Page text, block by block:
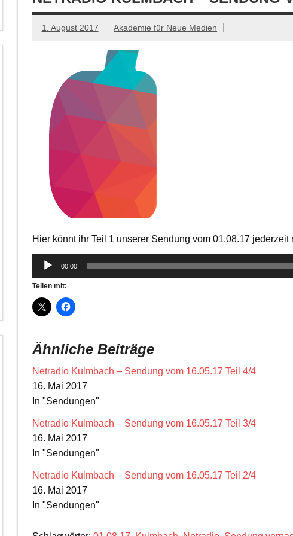
1. August 2017 Akademie für Neue Medien
Hier könnt ihr Teil 1 unserer Sendung vom 01.08.17 jederzeit
Audio-
Player
00:00
Teilen mit:
Ähnliche Beiträge
Netradio Kulmbach – Sendung vom 16.05.17 Teil 4/4
16. Mai 2017
In "Sendungen"
Netradio Kulmbach – Sendung vom 16.05.17 Teil 3/4
16. Mai 2017
In "Sendungen"
Netradio Kulmbach – Sendung vom 16.05.17 Teil 2/4
16. Mai 2017
In "Sendungen"